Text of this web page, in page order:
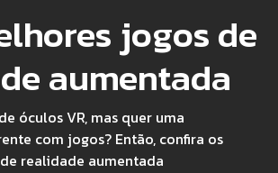
jogos de
aumentada
óculos VR, mas quer uma
com jogos? Então, confira os
realidade aumentada